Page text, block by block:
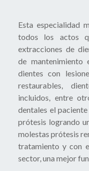
Esta especialidad
todos los actos
extracciones de
de
dientes con
restaurables,
incluidos, entre
dentales el
prótesis logrando
molestas prótesis
tratamiento y con
sector, una mejor